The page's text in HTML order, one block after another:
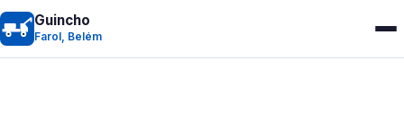
Guincho
Farol, Belém